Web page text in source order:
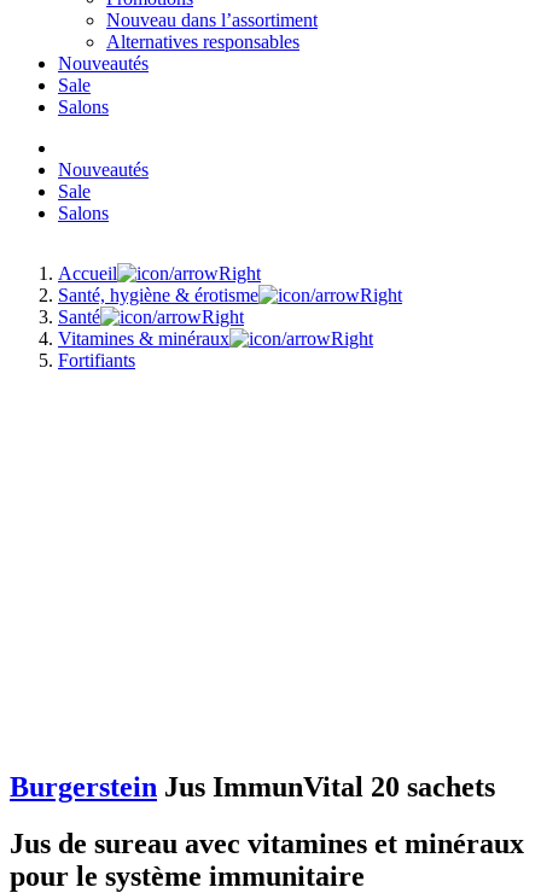
Nouveau dans l’assortiment
Alternatives responsables
Nouveautés
Sale
Salons
Nouveautés
Sale
Salons
Accueil
Santé, hygiène & érotisme
Santé
Vitamines & minéraux
Fortifiants
Burgerstein Jus ImmunVital 20 sachets
Jus de sureau avec vitamines et minéraux
pour le système immunitaire